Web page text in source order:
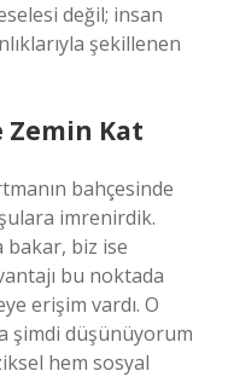
değil; insan
şekillenen
Zemin Kat
bahçesinde
imrenirdik.
bakar, biz ise
bu noktada
erişim vardı. O
şimdi düşünüyorum
hem sosyal